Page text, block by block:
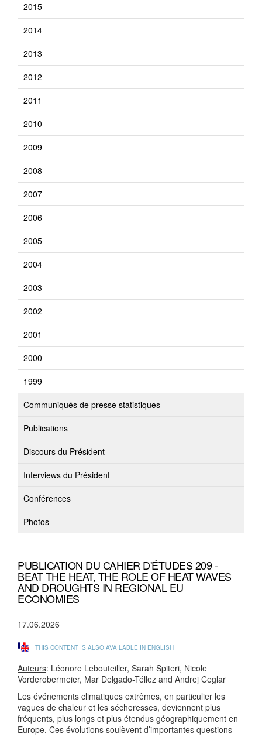
2015
2014
2013
2012
2011
2010
2009
2008
2007
2006
2005
2004
2003
2002
2001
2000
1999
Communiqués de presse statistiques
Publications
Discours du Président
Interviews du Président
Conférences
Photos
PUBLICATION DU CAHIER D'ÉTUDES 209 -
BEAT THE HEAT, THE ROLE OF HEAT WAVES
AND DROUGHTS IN REGIONAL EU
ECONOMIES
17.06.2026
THIS CONTENT IS ALSO AVAILABLE IN ENGLISH
Auteurs: Léonore Lebouteiller, Sarah Spiteri, Nicole
Vorderobermeier, Mar Delgado-Téllez and Andrej Ceglar
Les événements climatiques extrêmes, en particulier les
vagues de chaleur et les sécheresses, deviennent plus
fréquents, plus longs et plus étendus géographiquement en
Europe. Ces évolutions soulèvent d’importantes questions